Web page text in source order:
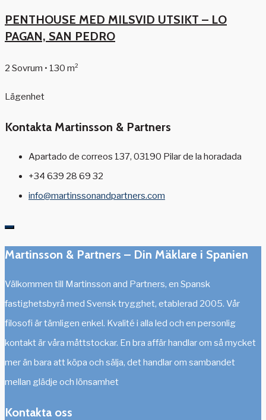
PENTHOUSE MED MILSVID UTSIKT – LO
PAGAN, SAN PEDRO
2 Sovrum • 130 m²
Lägenhet
Kontakta Martinsson & Partners
Apartado de correos 137, 03190 Pilar de la horadada
+34 639 28 69 32
info@martinssonandpartners.com
Martinsson & Partners – Din Mäklare i Spanien
Välkommen till Martinsson and Partners, en Spansk
fastighetsbyrå med Svensk trygghet, etablerad 2005. Vår
filosofi är tämligen enkel. Kvalité i alla led och en personlig
kontakt är våra måttstockar. En bra affär handlar om så mycket
mer än bara att köpa och sälja, det handlar om sambandet
mellan glädje och lönsamhet
Kontakta oss